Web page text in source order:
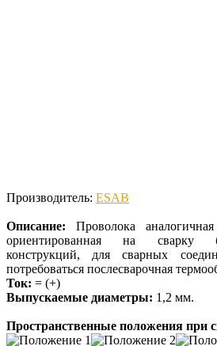
Производитель: ESAB
Описание: Проволока
ориентированная на сварку
конструкций, для сварных
потребоваться послесварочная
Ток: = (+)
Выпускаемые диаметры: 1,2 мм.
Пространственные положения при